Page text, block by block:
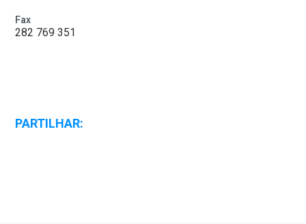
Fax
282 769 351
PARTILHAR: